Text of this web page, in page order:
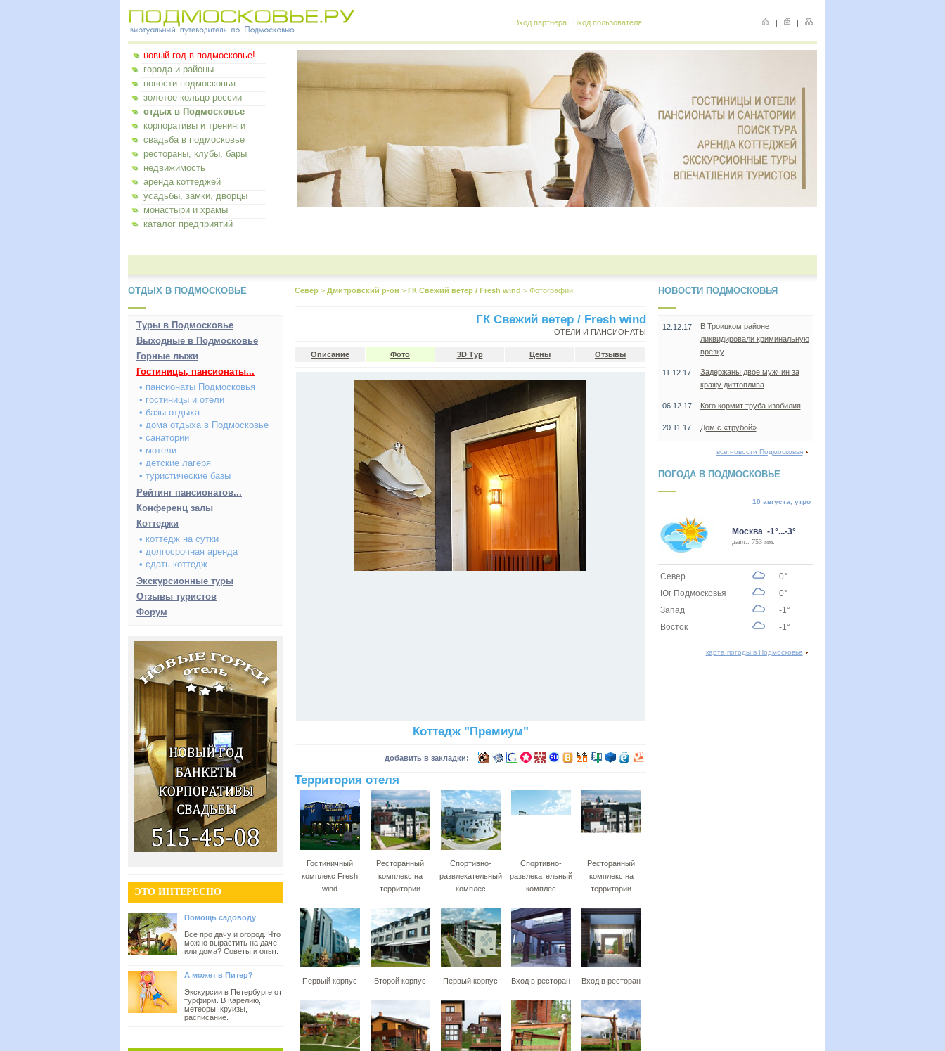
Вход партнера | Вход пользователя | |
новый год в подмосковье!
города и районы
новости подмосковья
золотое кольцо россии
отдых в Подмосковье
корпоративы и тренинги
свадьба в подмосковье
рестораны, клубы, бары
недвижимость
аренда коттеджей
усадьбы, замки, дворцы
монастыри и храмы
каталог предприятий
ОТДЫХ В ПОДМОСКОВЬЕ
Туры в Подмосковье
Выходные в Подмосковье
Горные лыжи
Гостиницы, пансионаты...
• пансионаты Подмосковья
• гостиницы и отели
• базы отдыха
• дома отдыха в Подмосковье
• санатории
• мотели
• детские лагеря
• туристические базы
Рейтинг пансионатов...
Конференц залы
Коттеджи
• коттедж на сутки
• долгосрочная аренда
• сдать коттедж
Экскурсионные туры
Отзывы туристов
Форум
ЭТО ИНТЕРЕСНО
Помощь садоводу
Все про дачу и огород. Что
можно вырастить на даче
или дома? Советы и опыт.
А может в Питер?
Экскурсии в Петербурге от
турфирм. В Карелию,
метеоры, круизы,
расписание.
Север > Дмитровский р-он > ГК Свежий ветер / Fresh wind > Фотографии
ГК Свежий ветер / Fresh wind
ОТЕЛИ И ПАНСИОНАТЫ
Описание Фото 3D Тур Цены Отзывы
Коттедж "Премиум"
добавить в закладки:
Территория отеля
Гостиничный
комплекс Fresh
wind
Ресторанный
комплекс на
территории
Спортивно-
развлекательный
комплес
Спортивно-
развлекательный
комплес
Ресторанный
комплекс на
территории
Первый корпус Второй корпус Первый корпус Вход в ресторан Вход в ресторан
НОВОСТИ ПОДМОСКОВЬЯ
12.12.17
В Троицком районе
ликвидировали криминальную
врезку
11.12.17
Задержаны двое мужчин за
кражу дизтоплива
06.12.17 Кого кормит труба изобилия
20.11.17 Дом с «трубой»
все новости Подмосковья
ПОГОДА В ПОДМОСКОВЬЕ
10 августа, утро
Москва -1°...-3°
давл.: 753 мм.
Север
0°
Юг Подмосковья
0°
Запад
-1°
Восток
-1°
карта погоды в Подмосковье